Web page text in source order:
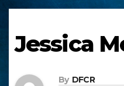
Jessica
By DFCR